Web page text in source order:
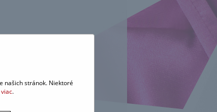
našich stránok. Niektoré
.